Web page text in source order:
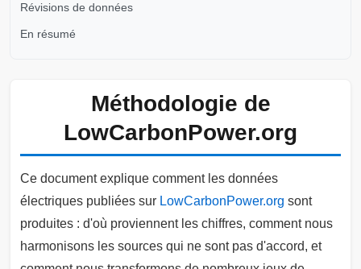
Révisions de données
En résumé
Méthodologie de
LowCarbonPower.org
Ce document explique comment les données
électriques publiées sur LowCarbonPower.org sont
produites : d'où proviennent les chiffres, comment nous
harmonisons les sources qui ne sont pas d'accord, et